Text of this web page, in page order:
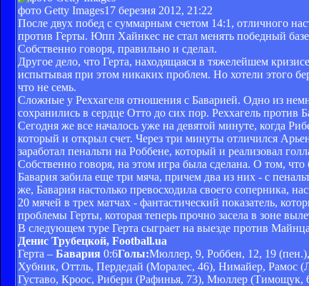
фото Getty Images17 березня 2012, 21:22
После двух побед с суммарным счетом 14:1, отличного
против Герты. Юпп Хайнкес не стал менять победный
Собственно говоря, правильно и сделал.
Другое дело, что Герта, находящаяся в тяжелейшем
испытывая при этом никаких проблем. Но хотели этого
что не семь.
Сложные у Реххагеля отношения с Баварией. Одно из
сохранились в сердце Отто до сих пор. Реххагель против
Сегодня же все началось уже на девятой минуте, когда
который и открыл счет. Через три минуты отличился
заработал пенальти на Роббене, который и реализовал
Собственно говоря, на этом игра была сделана. О том,
Бавария забила еще три мяча, причем два из них - с
же, Бавария настолько превосходила своего соперника,
20 мячей в трех матчах - фантастический показатель,
проблемы Герты, которая теперь прочно засела в зоне
В следующем туре Герта сыграет на выезде против
Денис Трубецкой, Football.ua
Герта – Бавария 0:6Голы:Мюллер, 9, Роббен, 12, 19
Хубник, Оттль, Пердедай (Моралес, 46), Нимайер, Рамос
Густаво, Кроос, Рибери (Рафинья, 73), Мюллер (Тимощук,